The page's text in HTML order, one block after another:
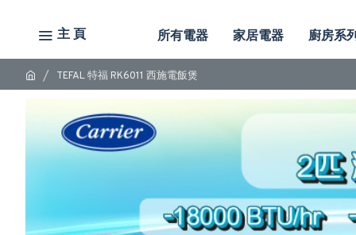
主 頁 所有電器 家居電器 廚房系
TEFAL 特福 RK6011 西施電飯煲